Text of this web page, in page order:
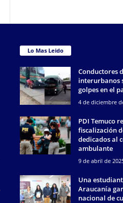
Lo Mas Leido
Conductores
interurbanos
golpes en el
4 de diciembre
PDI Temuco
fiscalización
dedicados al
ambulante
9 de abril de
Una
Araucanía
nacional de